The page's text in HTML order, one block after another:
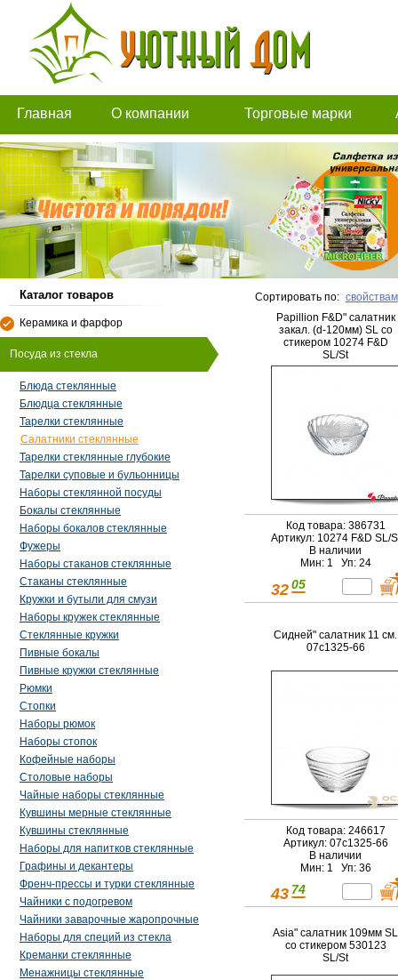
Главная О компании Торговые марки
Каталог товаров
Керамика и фарфор
Посуда из стекла
Блюда стеклянные
Блюдца стеклянные
Тарелки стеклянные
Салатники стеклянные
Тарелки стеклянные глубокие
Тарелки суповые и бульонницы
Наборы стеклянной посуды
Бокалы стеклянные
Наборы бокалов стеклянные
Фужеры
Наборы стаканов стеклянные
Стаканы стеклянные
Кружки и бутыли для смузи
Наборы кружек стеклянные
Стеклянные кружки
Пивные бокалы
Пивные кружки стеклянные
Рюмки
Стопки
Наборы рюмок
Наборы стопок
Кофейные наборы
Столовые наборы
Чайные наборы стеклянные
Кувшины мерные стеклянные
Кувшины стеклянные
Наборы для напитков стеклянные
Графины и декантеры
Френч-прессы и турки стеклянные
Чайники с подогревом
Чайники заварочные жаропрочные
Наборы для специй из стекла
Креманки стеклянные
Менажницы стеклянные
Сортировать по: свойствам
Papillion F&D" салатник
закал. (d-120мм) SL со
стикером 10274 F&D
SL/St
Код товара: 386731
Артикул: 10274 F&D SL/
В наличии
Мин: 1 Уп: 24
32 05
Сидней" салатник 11 см.
07с1325-66
Код товара: 246617
Артикул: 07с1325-66
В наличии
Мин: 1 Уп: 36
43 74
Asia" салатник 109мм SL
со стикером 530123
SL/St